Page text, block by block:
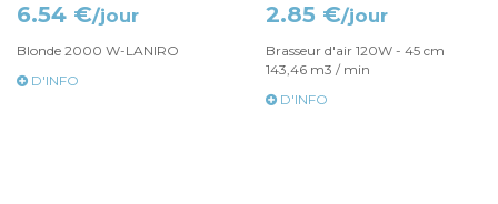
6.54 €/jour
Blonde 2000 W-LANIRO
D'INFO
2.85 €/jour
Brasseur d'air 120W - 45 cm
143,46 m3 / min
D'INFO